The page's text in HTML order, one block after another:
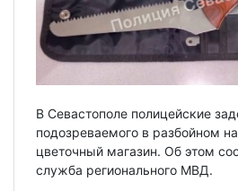
В Севастополе полицейские
подозреваемого в разбойном
цветочный магазин. Об этом
служба регионального МВД.